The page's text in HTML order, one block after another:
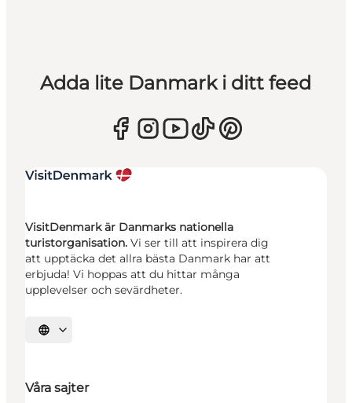
Adda lite Danmark i ditt feed
VisitDenmark är Danmarks nationella
turistorganisation. Vi ser till att inspirera dig
att upptäcka det allra bästa Danmark har att
erbjuda! Vi hoppas att du hittar många
upplevelser och sevärdheter.
Välj språk
Våra sajter